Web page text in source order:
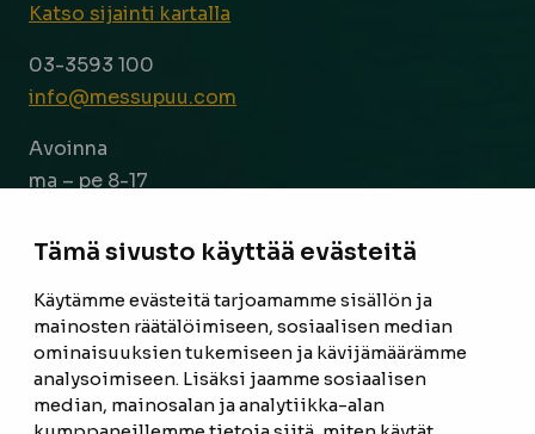
Tämä sivusto käyttää evästeitä
Käytämme evästeitä tarjoamamme sisällön ja
mainosten räätälöimiseen, sosiaalisen median
ominaisuuksien tukemiseen ja kävijämäärämme
analysoimiseen. Lisäksi jaamme sosiaalisen
median, mainosalan ja analytiikka-alan
Katso sijainti kartalla
03-3593 100
info@messupuu.com
Avoinna
ma – pe 8-17
ETUSIVU
TUOTTEET